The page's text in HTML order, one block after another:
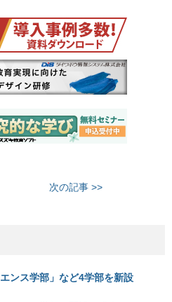
次の記事 >>
ンス学部」など4学部を新設